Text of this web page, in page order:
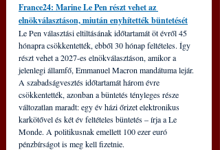
France24: Marine Le Pen részt vehet az
elnökválasztáson, miután enyhítették büntetését
Le Pen választási eltiltásának időtartamát öt évről 45
hónapra csökkentették, ebből 30 hónap feltételes. Így
részt vehet a 2027-es elnökválasztáson, amikor a
jelenlegi államfő, Emmanuel Macron mandátuma lejár.
A szabadságvesztés időtartamát három évre
csökkentették, azonban a büntetés tényleges része
változatlan maradt: egy év házi őrizet elektronikus
karkötővel és két év feltételes büntetés – írja a Le
Monde. A politikusnak emellett 100 ezer euró
pénzbírságot is meg kell fizetnie.